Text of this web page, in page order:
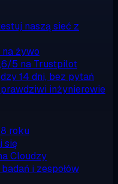
naszą sieć z
żywo
5 na Trustpilot
14 dni, bez pytań
inżynierowie
roku
się
Cloudzy
i zespołów